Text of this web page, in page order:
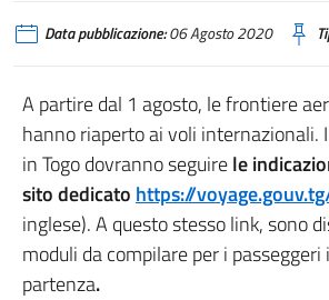
Data pubblicazione:06 Agosto 2020
A partire dal 1 agosto, le frontiere
hanno riaperto ai voli internazionali.
in Togo dovranno seguirele
sito dedicato https://
inglese). A questo stesso link, sono
moduli da compilare per i
partenza.